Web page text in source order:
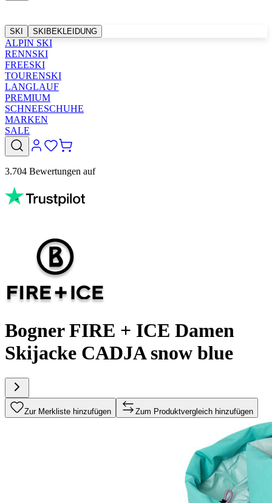
SKI SKIBEKLEIDUNG
ALPIN SKI
RENNSKI
FREESKI
TOURENSKI
LANGLAUF
PREMIUM
SCHNEESCHUHE
MARKEN
SALE
3.704 Bewertungen auf
Bogner FIRE + ICE Damen
Skijacke CADJA snow blue
Zur Merkliste hinzufügen Zum Produktvergleich hinzufügen